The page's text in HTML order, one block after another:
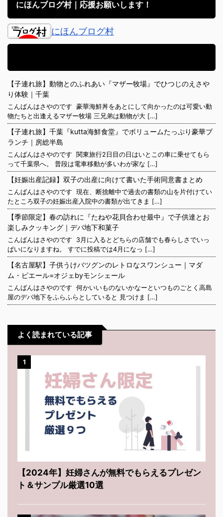
にほんブログ村｜応援お願いします！
にほんブログ村
【子連れ旅】動物とのふれあい『マザー牧場』でひつじのえさや
り体験｜千葉
こんばんはさやのです 豪華海鮮丼をあとにして向かったのは可愛い動
物たちと出逢えるマザー牧場 三兄弟は動物が大 […]
【子連れ旅】千葉『kutta海鮮食堂』でボリュームたっぷり豪華ブ
ランチ｜房総半島
こんばんはさやのです 関東旅行2日目の日はいとこの車に乗せてもら
って千葉県へ。 普段は電車移動が多いわが家な […]
【妊娠出産記録】双子の出産に向けて書いた手術同意書まとめ
こんばんはさやのです 現在、断捨離中で過去の書類の山を片付けてい
たところ双子の妊娠出産入院中の書類が出てきま […]
【季節限定】春の訪れに『たねや花貝合わせ最中』で子供達とお
楽しみクッキング｜デパ地下和菓子
こんばんはさやのです 3月に入るとどちらの店舗でも春らしさでいっ
ぱいになりますね。 すでに投稿では4月になっ […]
【名古屋駅】子供うけバツグンのレトロなスワンシュー｜マダ
ム・ピエール=オジェbyモンシェール
こんばんはさやのです 何かいいものないかなーといつものごとく高島
屋のデパ地下をふらふらとしていると 見つけま […]
よく読まれている記事
1
【2024年】妊婦さんが無料でもらえるプレゼン
ト＆サンプル厳選10選